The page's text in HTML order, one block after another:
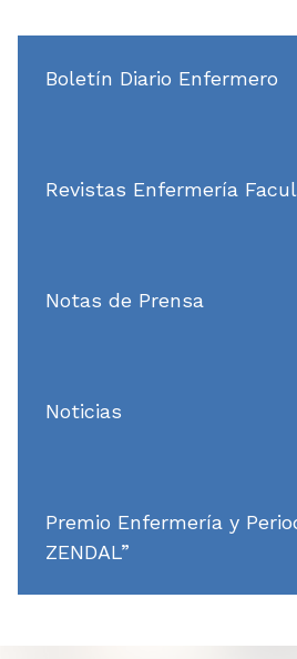
Boletín Diario Enfermero
Revistas Enfermería
Notas de Prensa
Noticias
Premio Enfermería y
ZENDAL”